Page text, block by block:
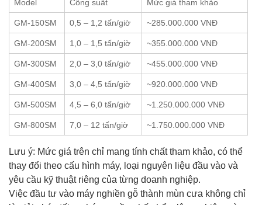
Model Công suất Mức giá tham khảo
GM-150SM 0,5 – 1,2 tấn/giờ ~285.000.000 VNĐ
GM-200SM 1,0 – 1,5 tấn/giờ ~355.000.000 VNĐ
GM-300SM 2,0 – 3,0 tấn/giờ ~455.000.000 VNĐ
GM-400SM 3,0 – 4,5 tấn/giờ ~920.000.000 VNĐ
GM-500SM 4,5 – 6,0 tấn/giờ ~1.250.000.000 VNĐ
GM-800SM 7,0 – 12 tấn/giờ ~1.750.000.000 VNĐ
Lưu ý: Mức giá trên chỉ mang tính chất tham khảo, có thể
thay đổi theo cấu hình máy, loại nguyên liệu đầu vào và
yêu cầu kỹ thuật riêng của từng doanh nghiệp.
Việc đầu tư vào máy nghiền gỗ thành mùn cưa không chỉ